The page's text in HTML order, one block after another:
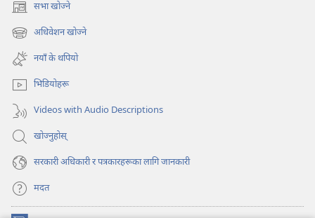
सभा खोज्ने
(ब्राउजरको
अर्को
ट्याबमा
नयाँ
पृष्ठ
खुल्नेछ)
अधिवेशन खोज्ने
(ब्राउजरको
अर्को
ट्याबमा
नयाँ
पृष्ठ
खुल्नेछ)
नयाँ के थपियो
भिडियोहरू
Videos with Audio Descriptions
खोज्नुहोस्‌
सरकारी अधिकारी र पत्रकारहरूका लागि जानकारी
मदत